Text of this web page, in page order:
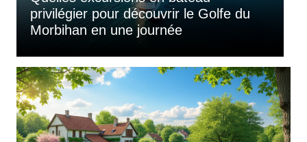
Comment composer un itinéraire en
Bretagne selon la durée du séjour ?